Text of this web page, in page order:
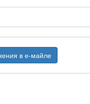
в е-майле